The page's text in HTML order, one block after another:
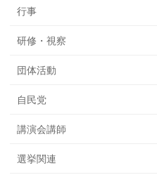
行事
研修・視察
団体活動
自民党
講演会講師
選挙関連